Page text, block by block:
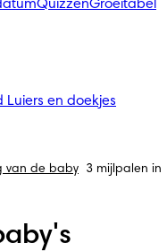
QuizzenGroeitabel
Luiers en doekjes
van de baby
3 mijlpalen in